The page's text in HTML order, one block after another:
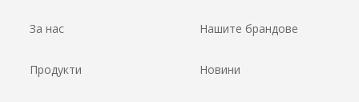
За нас Нашите брандове
Продукти Новини